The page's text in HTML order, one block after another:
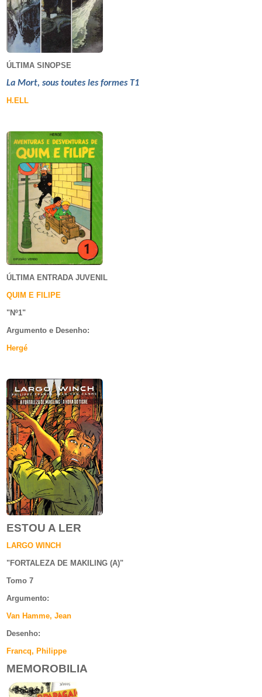
ÚLTIMA SINOPSE
La Mort, sous toutes les formes T1
H.ELL
ÚLTIMA ENTRADA JUVENIL
QUIM E FILIPE
"Nº1"
Argumento e Desenho:
Hergé
ESTOU A LER
LARGO WINCH
"FORTALEZA DE MAKILING (A)"
Tomo 7
Argumento:
Van Hamme, Jean
Desenho:
Francq, Philippe
MEMOROBILIA